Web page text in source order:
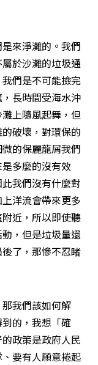
來淨灘的。我們
於沙灘的垃圾通
們是不可能撿完
長時間受海水沖
上隨風起舞，但
破壞，對環保的
的保麗龍屑我們
多麼的沒有效
我們沒有什麼對
洋流會帶來更多
近，所以即使聽
，但是垃圾量還
了，那慘不忍睹
我們該如何解
的，我想「確
政策是政府人民
要有人願意捲起